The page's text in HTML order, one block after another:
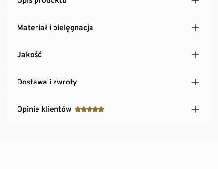
Materiał i pielęgnacja
Jakość
Dostawa i zwroty
Opinie klientów